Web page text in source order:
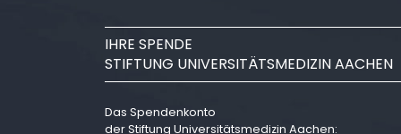
IHRE SPENDE
STIFTUNG UNIVERSITÄTSMEDIZIN AACHEN
Das Spendenkonto
der Stiftung Universitätsmedizin Aachen: